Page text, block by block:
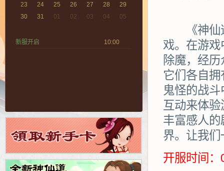
23
24 25 26 27 28
29
30
31 01 02 03 04 05
新服开启 10:00
《神仙道
戏。在游
除魔，经
它们各自
鬼怪的战
互动来体
丰富感人
界。让我们
开服时间